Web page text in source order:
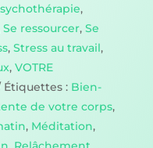
,
Se ressourcer, Se
, Stress au travail,
, VOTRE
Étiquettes : Bien-
de votre corps,
, Méditation,